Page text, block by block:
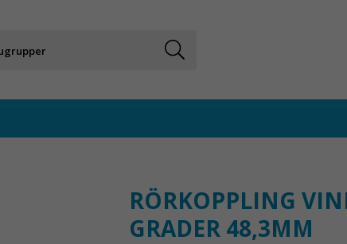
RÖRKOPPLING
GRADER 48,3MM